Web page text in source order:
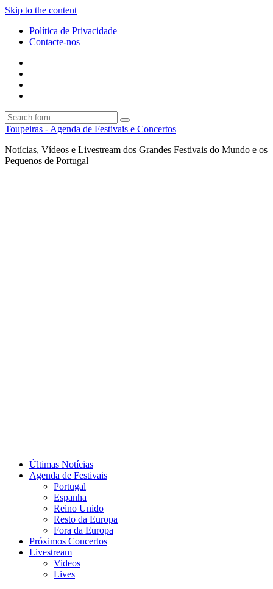
Skip to the content
Política de Privacidade
Contacte-nos
Search
Toupeiras - Agenda de Festivais e Concertos
Notícias, Vídeos e Livestream dos Grandes Festivais do Mundo e os
Pequenos de Portugal
Últimas Notícias
Agenda de Festivais
Portugal
Espanha
Reino Unido
Resto da Europa
Fora da Europa
Próximos Concertos
Livestream
Videos
Lives